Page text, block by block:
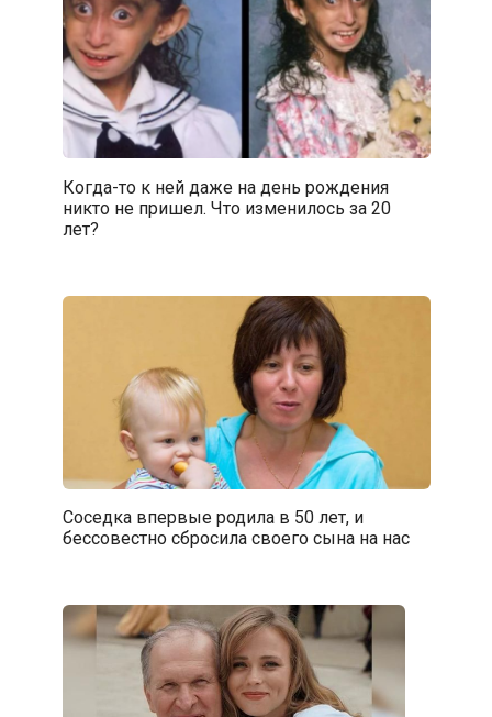
Когда-то к ней даже на день рождения
никто не пришел. Что изменилось за 20
лет?
Соседка впервые родила в 50 лет, и
бессовестно сбросила своего сына на нас